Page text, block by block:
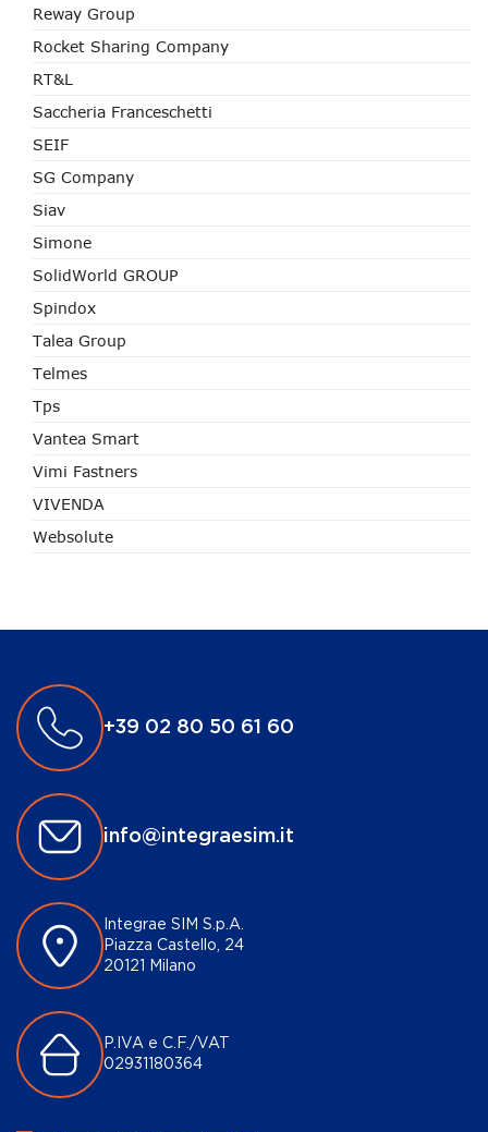
Reway Group
Rocket Sharing Company
RT&L
Saccheria Franceschetti
SEIF
SG Company
Siav
Simone
SolidWorld GROUP
Spindox
Talea Group
Telmes
Tps
Vantea Smart
Vimi Fastners
VIVENDA
Websolute
+39 02 80 50 61 60
info@integraesim.it
Integrae SIM S.p.A.
Piazza Castello, 24
20121 Milano
P.IVA e C.F./VAT
02931180364